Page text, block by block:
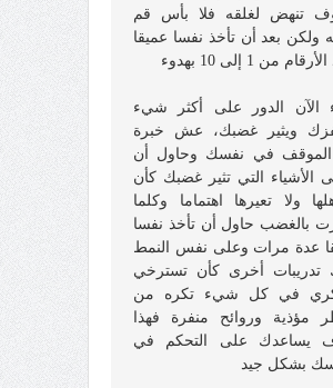
تنهض لغلقه فلا بأس قم
ولكن بعد أن تأخذ نفسا عميقا
من 1 إلى 10 بهدوء
الآن الدور على أكثر شيء
ويثير غضبك، عش خبرة
الموقف في نفسك وحاول أن
الأشياء التي تثير غضبك كأن
ولا تعيرها اهتماما وكلما
بالغضب حاول أن تأخذ نفسا
عدة مرات وعلى نفس النمط
تدريبات أخرى كأن تسترخي
في كل شيء تكره من
مؤذية وروائح منفرة فهذا
يساعدك على التحكم في
بشكل جيد